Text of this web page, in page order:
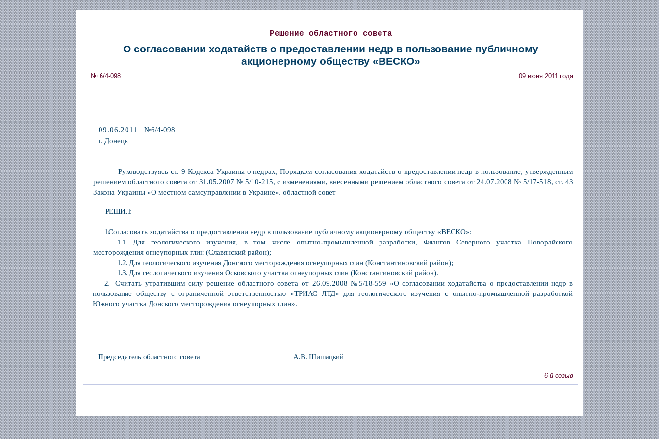
Решение областного совета
О согласовании ходатайств о предоставлении недр в пользование публичному
акционерному обществу «ВЕСКО»
№ 6/4-098 09 июня 2011 года
09.06.2011
№6/4-098
г. Донецк
Руководствуясь ст. 9 Кодекса Украины о недрах, Порядком согласования ходатайств о предоставлении недр в пользование, утвержденным
решением областного совета от 31.05.2007 № 5/10-215, с изменениями, внесенными решением областного совета от 24.07.2008 № 5/17-518, ст. 43
Закона Украины «О местном самоуправлении в Украине», областной совет
РЕШИЛ:
1.Согласовать ходатайства о предоставлении недр в пользование публичному акционерному обществу «ВЕСКО»:
1.1.Для геологического изучения, в том числе опытно-промышленной разработки, Флангов Северного участка Новорайского
месторождения огнеупорных глин (Славянский район);
1.2.Для геологического изучения Донского месторождения огнеупорныхглин (Константиновский район);
1.3.Для геологического изучения Осковского участка огнеупорных глин (Константиновский район).
2.
Считать утратившим силу решение областного совета от 26.09.2008№5/18-559 «О согласовании ходатайства о предоставлении недр в
пользование обществу с ограниченной ответственностью «ТРИАС ЛТД» для геологическогоизучения с опытно-промышленной разработкой
Южного участка Донского месторождения огнеупорных глин».
Председатель областного совета А.В. Шишацкий
6-й созыв